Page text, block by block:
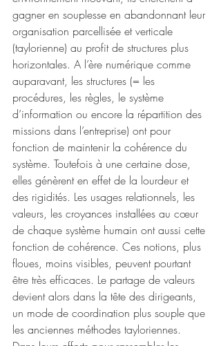
gagner en souplesse en abandonnant leur
organisation parcellisée et verticale
(taylorienne) au profit de structures plus
horizontales. A l’ère numérique comme
auparavant, les structures (= les
procédures, les règles, le système
d’information ou encore la répartition des
missions dans l’entreprise) ont pour
fonction de maintenir la cohérence du
système. Toutefois à une certaine dose,
elles génèrent en effet de la lourdeur et
des rigidités. Les usages relationnels, les
valeurs, les croyances installées au cœur
de chaque système humain ont aussi cette
fonction de cohérence. Ces notions, plus
floues, moins visibles, peuvent pourtant
être très efficaces. Le partage de valeurs
devient alors dans la tête des dirigeants,
un mode de coordination plus souple que
les anciennes méthodes tayloriennes.